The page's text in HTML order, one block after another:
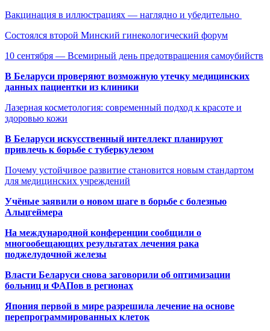
Вакцинация в иллюстрациях — наглядно и убедительно
Состоялся второй Минский гинекологический форум
10 сентября — Всемирный день предотвращения самоубийств
В Беларуси проверяют возможную утечку медицинских
данных пациентки из клиники
Лазерная косметология: современный подход к красоте и
здоровью кожи
В Беларуси искусственный интеллект планируют
привлечь к борьбе с туберкулезом
Почему устойчивое развитие становится новым стандартом
для медицинских учреждений
Учёные заявили о новом шаге в борьбе с болезнью
Альцгеймера
На международной конференции сообщили о
многообещающих результатах лечения рака
поджелудочной железы
Власти Беларуси снова заговорили об оптимизации
больниц и ФАПов в регионах
Япония первой в мире разрешила лечение на основе
перепрограммированных клеток